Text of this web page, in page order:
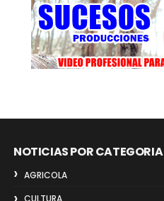
NOTICIAS POR CATEGORIA
AGRICOLA
CULTURA